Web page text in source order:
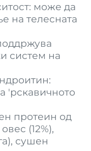
може да
на телесната
систем на
'рскавичното
протеин од
(12%),
сушен